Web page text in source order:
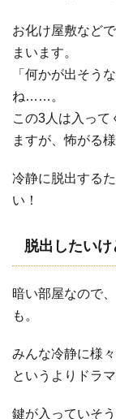
お化け屋敷など
まいます。
「何かが出そう
ね……。
この3人は入って
ますが、怖がる
冷静に脱出する
い！
脱出したいけ
暗い部屋なので
も。
みんな冷静に様
というよりドラ
鍵が入っていそ